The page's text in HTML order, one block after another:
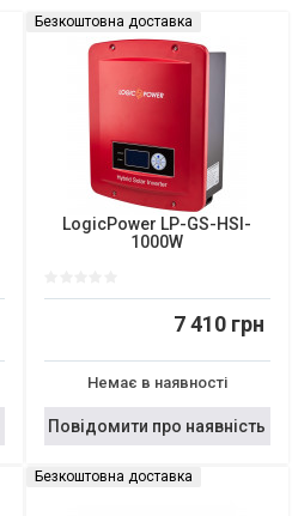
Безкоштовна доставка
LogicPower LP-GS-HSI-
1000W
7 410 грн
Немає в наявності
Повідомити про наявність
Безкоштовна доставка